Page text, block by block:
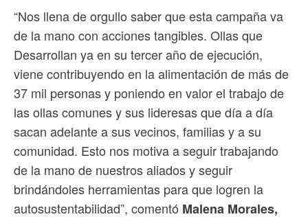
“Nos llena de orgullo saber que esta campaña va
de la mano con acciones tangibles. Ollas que
Desarrollan ya en su tercer año de ejecución,
viene contribuyendo en la alimentación de más de
37 mil personas y poniendo en valor el trabajo de
las ollas comunes y sus lideresas que día a día
sacan adelante a sus vecinos, familias y a su
comunidad. Esto nos motiva a seguir trabajando
de la mano de nuestros aliados y seguir
brindándoles herramientas para que logren la
autosustentabilidad”, comentó Malena Morales,